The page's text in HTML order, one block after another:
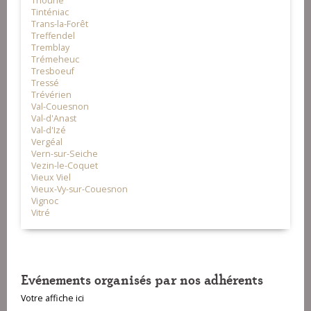
Tinténiac
Trans-la-Forêt
Treffendel
Tremblay
Trémeheuc
Tresboeuf
Tressé
Trévérien
Val-Couesnon
Val-d'Anast
Val-d'Izé
Vergéal
Vern-sur-Seiche
Vezin-le-Coquet
Vieux Viel
Vieux-Vy-sur-Couesnon
Vignoc
Vitré
Evénements organisés par nos adhérents
Votre affiche ici